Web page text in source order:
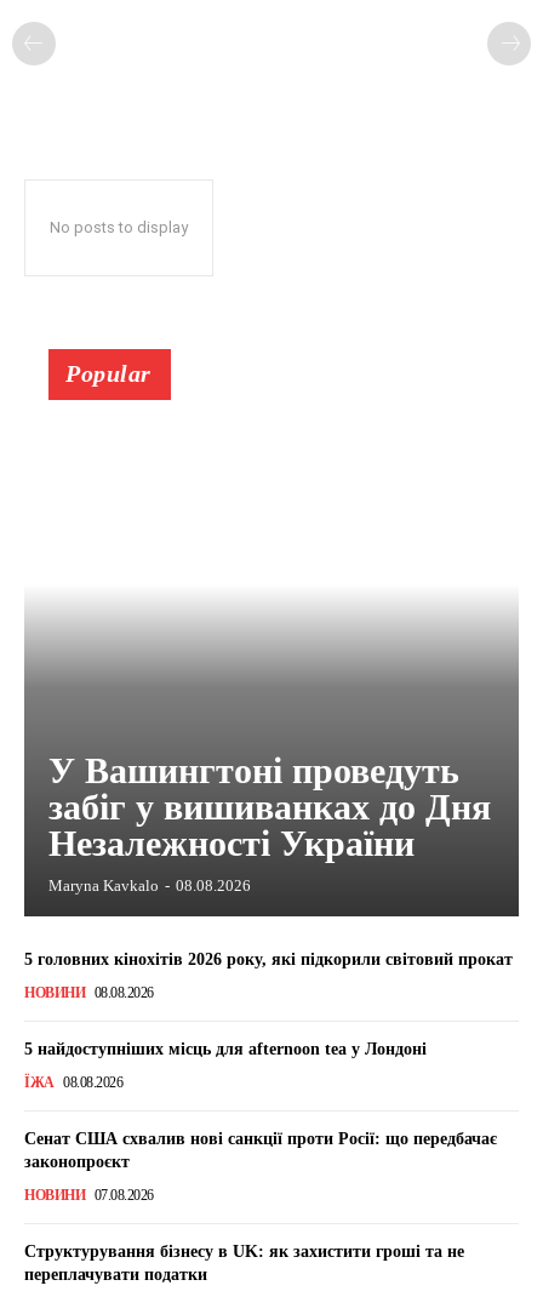
No posts to display
Popular
У Вашингтоні проведуть
забіг у вишиванках до Дня
Незалежності України
Maryna Kavkalo - 08.08.2026
5 головних кінохітів 2026 року, які підкорили світовий прокат
НОВИНИ 08.08.2026
5 найдоступніших місць для afternoon tea у Лондоні
ЇЖА 08.08.2026
Сенат США схвалив нові санкції проти Росії: що передбачає
законопроєкт
НОВИНИ 07.08.2026
Структурування бізнесу в UK: як захистити гроші та не
переплачувати податки